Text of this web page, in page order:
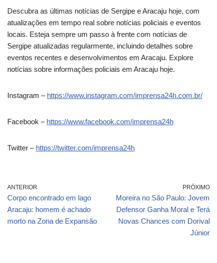
Descubra as últimas notícias de Sergipe e Aracaju hoje, com
atualizações em tempo real sobre notícias policiais e eventos
locais. Esteja sempre um passo à frente com notícias de
Sergipe atualizadas regularmente, incluindo detalhes sobre
eventos recentes e desenvolvimentos em Aracaju. Explore
notícias sobre informações policiais em Aracaju hoje.
Instagram – https://www.instagram.com/imprensa24h.com.br/
Facebook – https://www.facebook.com/imprensa24h
Twitter – https://twitter.com/imprensa24h
ANTERIOR
Corpo encontrado em lago
Aracaju: homem é achado
morto na Zona de Expansão
PRÓXIMO
Moreira no São Paulo: Jovem
Defensor Ganha Moral e Terá
Novas Chances com Dorival
Júnior